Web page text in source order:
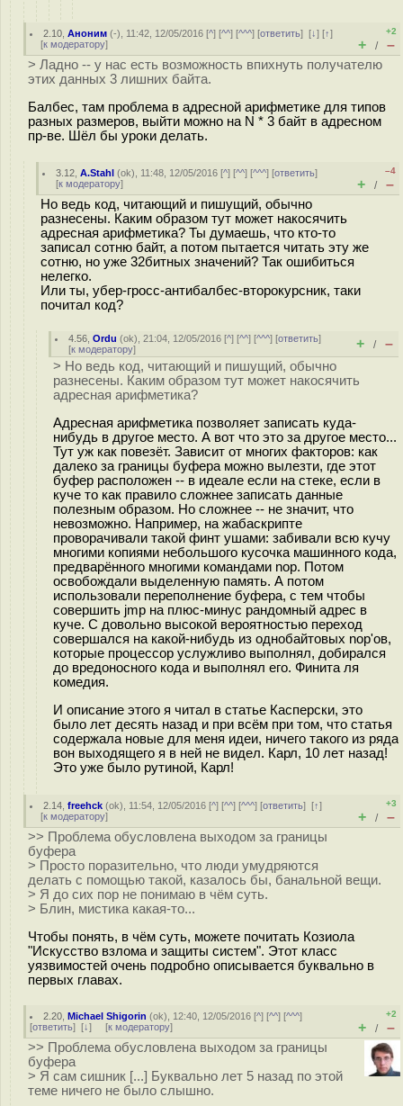
2.10 ,Аноним (-), 11:42, 12/05/2016 [^] [^^] [^^^] [ответить][↓] [↑]
[к модератору]
+2
+ / –
> Ладно -- у нас есть возможность впихнуть получателю
этих данных 3 лишних байта.
Балбес, там проблема в адресной арифметике для типов
разных размеров, выйти можно на N * 3 байт в адресном
пр-ве. Шёл бы уроки делать.
3.12 ,A.Stahl (ok), 11:48, 12/05/2016 [^] [^^] [^^^] [ответить]
[к модератору]
–4
+ / –
Но ведь код, читающий и пишущий, обычно
разнесены. Каким образом тут может накосячить
адресная арифметика? Ты думаешь, что кто-то
записал сотню байт, а потом пытается читать эту же
сотню, но уже 32битных значений? Так ошибиться
нелегко.
Или ты, убер-гросс-антибалбес-второкурсник, таки
почитал код?
4.56 ,Ordu (ok), 21:04, 12/05/2016 [^] [^^] [^^^] [ответить]
[к модератору] + / –
> Но ведь код, читающий и пишущий, обычно
разнесены. Каким образом тут может накосячить
адресная арифметика?
Адресная арифметика позволяет записать куда-
нибудь в другое место. А вот что это за другое место...
Тут уж как повезёт. Зависит от многих факторов: как
далеко за границы буфера можно вылезти, где этот
буфер расположен -- в идеале если на стеке, если в
куче то как правило сложнее записать данные
полезным образом. Но сложнее -- не значит, что
невозможно. Например, на жабаскрипте
проворачивали такой финт ушами: забивали всю кучу
многими копиями небольшого кусочка машинного кода,
предварённого многими командами nop. Потом
освобождали выделенную память. А потом
использовали переполнение буфера, с тем чтобы
совершить jmp на плюс-минус рандомный адрес в
куче. С довольно высокой вероятностью переход
совершался на какой-нибудь из однобайтовых nop'ов,
которые процессор услужливо выполнял, добирался
до вредоносного кода и выполнял его. Финита ля
комедия.
И описание этого я читал в статье Касперски, это
было лет десять назад и при всём при том, что статья
содержала новые для меня идеи, ничего такого из ряда
вон выходящего я в ней не видел. Карл, 10 лет назад!
Это уже было рутиной, Карл!
2.14 ,freehck (ok), 11:54, 12/05/2016 [^] [^^] [^^^] [ответить][↑]
[к модератору]
+3
+ / –
>> Проблема обусловлена выходом за границы
буфера
> Просто поразительно, что люди умудряются
делать с помощью такой, казалось бы, банальной вещи.
> Я до сих пор не понимаю в чём суть.
> Блин, мистика какая-то...
Чтобы понять, в чём суть, можете почитать Козиола
"Искусство взлома и защиты систем". Этот класс
уязвимостей очень подробно описывается буквально в
первых главах.
2.20 ,Michael Shigorin (ok), 12:40, 12/05/2016 [^] [^^] [^^^]
[ответить] [↓] [к модератору]
+2
+ / –
>> Проблема обусловлена выходом за границы
буфера
> Я сам сишник [...] Буквально лет 5 назад по этой
теме ничего не было слышно.